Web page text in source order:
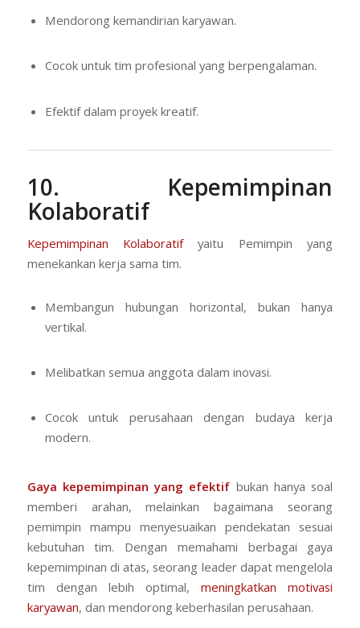
Mendorong kemandirian karyawan.
Cocok untuk tim profesional yang berpengalaman.
Efektif dalam proyek kreatif.
10. Kepemimpinan
Kolaboratif
Kepemimpinan Kolaboratifyaitu Pemimpin yang
menekankan kerja sama tim.
Membangun hubungan horizontal, bukan hanya
vertikal.
Melibatkan semua anggota dalam inovasi.
Cocok untuk perusahaan dengan budaya kerja
modern.
Gaya kepemimpinan yang efektif bukan hanya soal
memberi arahan, melainkan bagaimana seorang
pemimpin mampu menyesuaikan pendekatan sesuai
kebutuhan tim. Dengan memahami berbagai gaya
kepemimpinan di atas, seorang leader dapat mengelola
tim dengan lebih optimal,meningkatkan motivasi
karyawan, dan mendorong keberhasilan perusahaan.